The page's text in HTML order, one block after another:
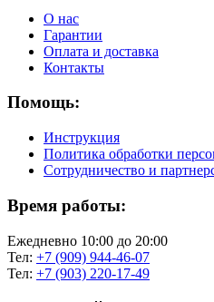
О нас
Гарантии
Оплата и доставка
Контакты
Помощь:
Инструкция
Политика обработки
Сотрудничество и
Время работы:
Ежедневно 10:00 до 20:00
Тел: +7 (909) 944-46-07
Тел: +7 (903) 220-17-49